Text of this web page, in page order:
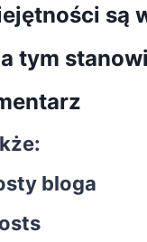
są
tym
bloga